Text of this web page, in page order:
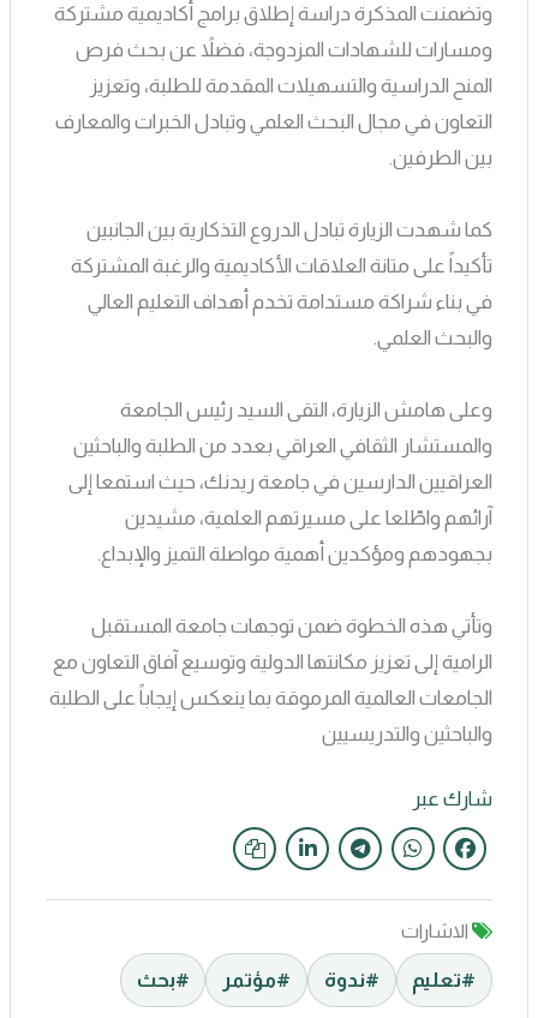
وتضمنت المذكرة دراسة إطلاق برامج أكاديمية مشتركة
ومسارات للشهادات المزدوجة، فضلاً عن بحث فرص
المنح الدراسية والتسهيلات المقدمة للطلبة، وتعزيز
التعاون في مجال البحث العلمي وتبادل الخبرات والمعارف
بين الطرفين.
كما شهدت الزيارة تبادل الدروع التذكارية بين الجانبين
تأكيداً على متانة العلاقات الأكاديمية والرغبة المشتركة
في بناء شراكة مستدامة تخدم أهداف التعليم العالي
والبحث العلمي.
وعلى هامش الزيارة، التقى السيد رئيس الجامعة
والمستشار الثقافي العراقي بعدد من الطلبة والباحثين
العراقيين الدارسين في جامعة ريدنك، حيث استمعا إلى
آرائهم واطّلعا على مسيرتهم العلمية، مشيدين
بجهودهم ومؤكدين أهمية مواصلة التميز والإبداع.
وتأتي هذه الخطوة ضمن توجهات جامعة المستقبل
الرامية إلى تعزيز مكانتها الدولية وتوسيع آفاق التعاون مع
الجامعات العالمية المرموقة بما ينعكس إيجاباً على الطلبة
والباحثين والتدريسيين
شارك عبر
الاشارات
#تعليم #ندوة #مؤتمر #بحث